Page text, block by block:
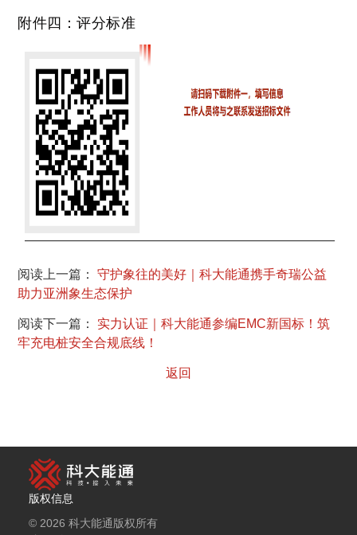
附件四：评分标准
阅读上一篇：
守护象往的美好｜科大能通携手奇瑞公益
助力亚洲象生态保护
返回
阅读下一篇：
实力认证｜科大能通参编EMC新国标！筑
牢充电桩安全合规底线！
版权信息
© 2026 科大能通版权所有